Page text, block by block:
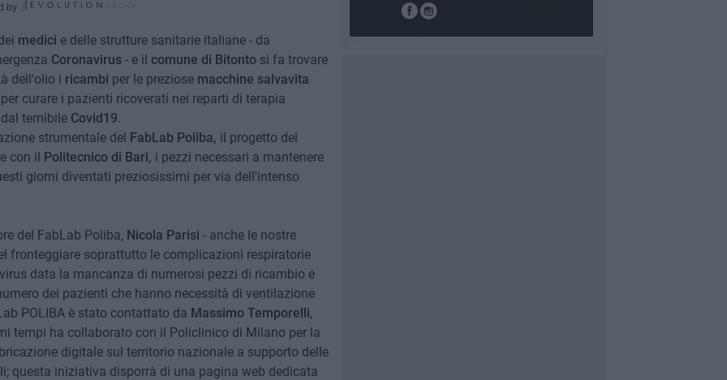
by
medici e delle strutture sanitarie italiane - da
Coronavirus - e il comune di Bitontosi fa trovare
dell'olio i ricambi per le preziose macchine salvavita
curare i pazienti ricoverati nei reparti di terapia
temibile Covid19.
strumentale del FabLab Poliba, il progetto del
con il Politecnico di Bari, i pezzi necessari a mantenere
giorni diventati preziosissimi per via dell'intenso
del FabLab Poliba, Nicola Parisi - anche le nostre
fronteggiare soprattutto le complicazioni respiratorie
data la mancanza di numerosi pezzi di ricambio e
dei pazienti che hanno necessità di ventilazione
POLIBA è stato contattato da Massimo Temporelli,
tempi ha collaborato con il Policlinico di Milano per la
digitale sul territorio nazionale a supporto delle
questa iniziativa disporrà di una pagina web dedicata